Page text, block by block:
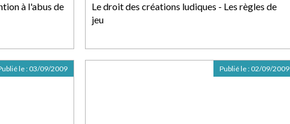
à l'abus de
Le droit des créations ludiques - Les règles de
jeu
le : 03/09/2009 Publié le : 02/09/2009